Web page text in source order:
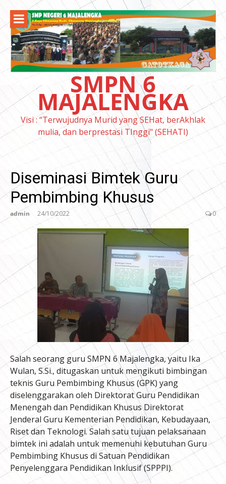
konten
SMPN 6
MAJALENGKA
Visi : “Terwujudnya Murid yang SEHat, berAkhlak
mulia, dan berprestasi TInggi" (SEHATI)
Diseminasi Bimtek Guru
Pembimbing Khusus
admin 24/10/2022 0
Salah seorang guru SMPN 6 Majalengka, yaitu Ika
Wulan, S.Si., ditugaskan untuk mengikuti bimbingan
teknis Guru Pembimbing Khusus (GPK) yang
diselenggarakan oleh Direktorat Guru Pendidikan
Menengah dan Pendidikan Khusus Direktorat
Jenderal Guru Kementerian Pendidikan, Kebudayaan,
Riset dan Teknologi. Salah satu tujuan pelaksanaan
bimtek ini adalah untuk memenuhi kebutuhan Guru
Pembimbing Khusus di Satuan Pendidikan
Penyelenggara Pendidikan Inklusif (SPPPI).